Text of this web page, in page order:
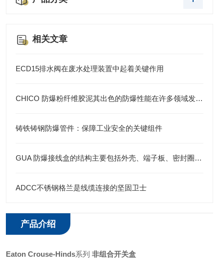
相关文章
ECD15排水阀在废水处理装置中起着关键作用
CHICO 防爆粉纤维胶泥其出色的防爆性能在许多领域发挥着重要的作用
铸铁铸钢防爆管件：保障工业安全的关键组件
GUA 防爆接线盒的结构主要包括外壳、端子板、密封圈、接线孔等部分
ADCC不锈钢格兰是线缆连接的坚固卫士
产品介绍
Eaton Crouse-Hinds系列 非组合开关盒